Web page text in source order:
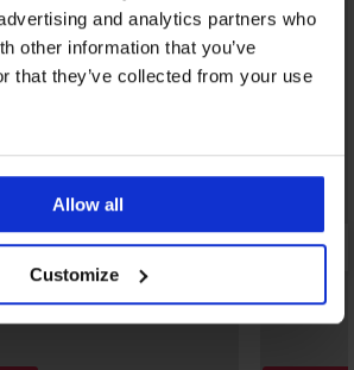
and analytics partners who
other information that you’ve
that they’ve collected from your use
Allow all
Customize